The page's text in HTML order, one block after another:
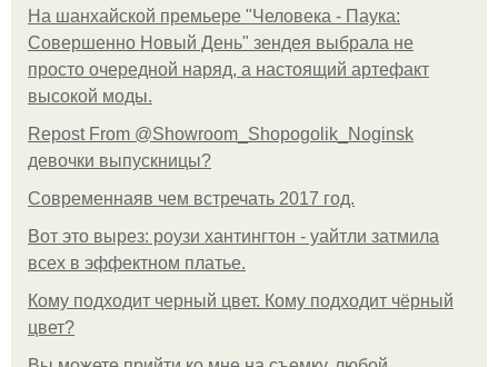
На шанхайской премьере "Человека - Паука:
Совершенно Новый День" зендея выбрала не
просто очередной наряд, а настоящий артефакт
высокой моды.
Repost From @Showroom_Shopogolik_Noginsk
девочки выпускницы?
Современнаяв чем встречать 2017 год.
Вот это вырез: роузи хантингтон - уайтли затмила
всех в эффектном платьe.
Кому подходит черный цвет. Кому подходит чёрный
цвет?